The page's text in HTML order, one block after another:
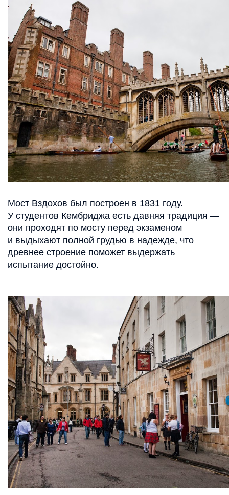
Мост Вздохов был построен в 1831 году.
У студентов Кембриджа есть давняя традиция —
они проходят по мосту перед экзаменом
и выдыхают полной грудью в надежде, что
древнее строение поможет выдержать
испытание достойно.